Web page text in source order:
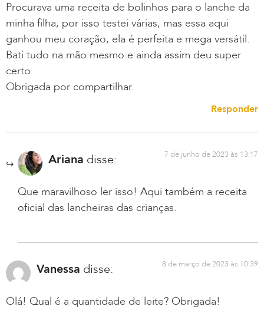
Procurava uma receita de bolinhos para o lanche da
minha filha, por isso testei várias, mas essa aqui
ganhou meu coração, ela é perfeita e mega versátil.
Bati tudo na mão mesmo e ainda assim deu super
certo.
Obrigada por compartilhar.
Responder
Ariana disse: 7 de junho de 2023 às 13:17
Que maravilhoso ler isso! Aqui também a receita
oficial das lancheiras das crianças.
Vanessa disse: 8 de março de 2023 às 10:39
Olá! Qual é a quantidade de leite? Obrigada!